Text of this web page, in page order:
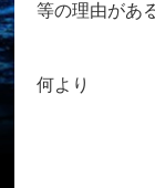
等の理由があ
何より